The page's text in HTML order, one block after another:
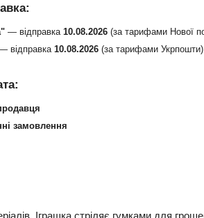
— відправка 10.08.2026 (за тарифами Нової
відправка 10.08.2026 (за тарифами Укрпошти)
замовлення
Іграшка стріляє гумками для